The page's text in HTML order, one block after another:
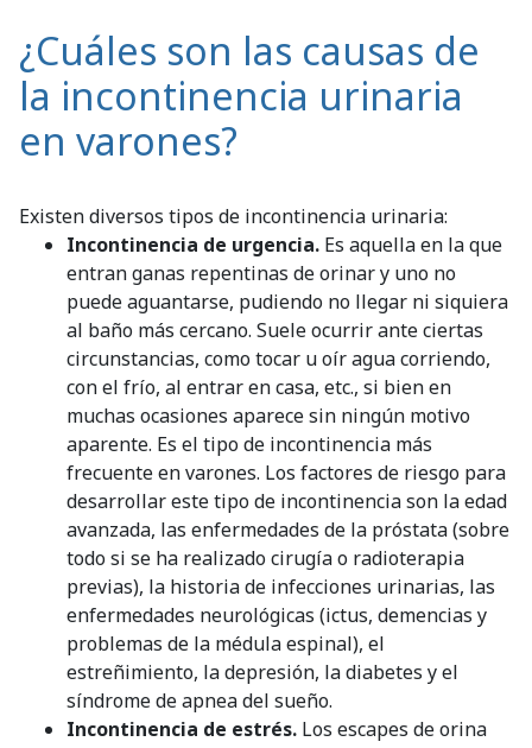
¿Cuáles son las causas de
la incontinencia urinaria
en varones?
Existen diversos tipos de incontinencia urinaria:
Incontinencia de urgencia. Es aquella en la que
entran ganas repentinas de orinar y uno no
puede aguantarse, pudiendo no llegar ni siquiera
al baño más cercano. Suele ocurrir ante ciertas
circunstancias, como tocar u oír agua corriendo,
con el frío, al entrar en casa, etc., si bien en
muchas ocasiones aparece sin ningún motivo
aparente. Es el tipo de incontinencia más
frecuente en varones. Los factores de riesgo para
desarrollar este tipo de incontinencia son la edad
avanzada, las enfermedades de la próstata (sobre
todo si se ha realizado cirugía o radioterapia
previas), la historia de infecciones urinarias, las
enfermedades neurológicas (ictus, demencias y
problemas de la médula espinal), el
estreñimiento, la depresión, la diabetes y el
síndrome de apnea del sueño.
Incontinencia de estrés. Los escapes de orina